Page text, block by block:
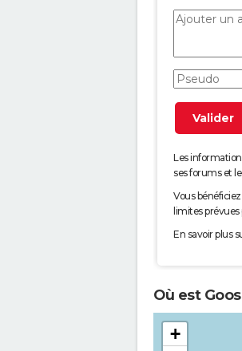
Les
ses forums et
Vous
limites prévues
En savoir plus
Où est
+